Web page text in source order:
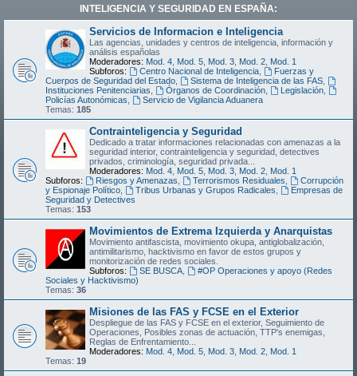
INTELIGENCIA Y SEGURIDAD EN ESPAÑA:
Servicios de Informacion e Inteligencia
Las agencias, unidades y centros de inteligencia, información y
análisis españolas
Moderadores: Mod. 4 Mod. 5 Mod. 3 Mod. 2 Mod. 1
Subforos:
Centro Nacional de Inteligencia,
Fuerzas y
Cuerpos de Seguridad del Estado
Sistema de Inteligencia de las FAS,
Instituciones Penitenciarias
Órganos de Coordinación, Legislación,
Policías Autonómicas
Servicio de Vigilancia Aduanera
Temas: 185
Contrainteligencia y Seguridad
Dedicado a tratar informaciones relacionadas con amenazas a la
seguridad interior, contrainteligencia y seguridad, detectives
privados, criminología, seguridad privada...
Moderadores: Mod. 4 Mod. 5 Mod. 3 Mod. 2 Mod. 1
Subforos:
Riesgos y Amenazas Terrorismos Residuales
Corrupción
y Espionaje Político
Tribus Urbanas y Grupos Radicales
Empresas de
Seguridad y Detectives
Temas: 153
Movimientos de Extrema Izquierda y Anarquistas
Movimiento antifascista, movimiento okupa, antiglobalización,
antimilitarismo, hacktivismo en favor de estos grupos y
monitorización de redes sociales.
Subforos:
SE BUSCA,
#OP Operaciones y apoyo (Redes
Sociales y Hacktivismo)
Temas: 36
Misiones de las FAS y FCSE en el Exterior
Despliegue de las FAS y FCSE en el exterior, Seguimiento de
Operaciones, Posibles zonas de actuación, TTP's enemigas,
Reglas de Enfrentamiento...
Moderadores: Mod. 4 Mod. 5 Mod. 3 Mod. 2 Mod. 1
Temas: 19